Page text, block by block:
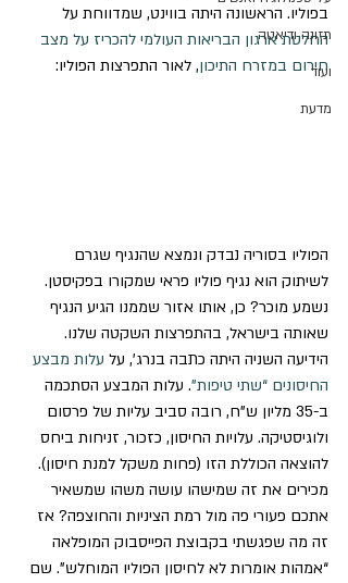
תזונה ודיאטה
ועוד
מדעת
בפוליו. הראשונה היתה בווינט, שמדווחת על
החלטת ארגון הבריאות העולמי להכריז על מצב
חירום במזרח התיכון, לאור התפרצות הפוליו:
הפוליו בסוריה נבדק ונמצא שהנגיף שגרם
לשיתוק הוא נגיף פוליו פראי שמקורו בפקיסטן.
נשמע מוכר? כן, אותו אזור שממנו הגיע הנגיף
שאותה בישראל, בהתפרצות השקטה שלנו.
הידיעה השניה היתה כתבה בנרג’, על עלות מבצע
החיסונים “שתי טיפות”. עלות המבצע הסתכמה
ב-35 מליון ש”ח, רובה סביב עליות של פרסום
ולוגיסטיקה. עלויות החיסון, כזכור, זניחות ביחס
להוצאה הכוללת הזו (פחות משקל למנת חיסון).
מכירים את זה שמישהו עושה משהו שמשאיר
אתכם פעורי פה מול רמת הציניות והחוצפה? אז
זה מה שפגשתי בקבוצת הפייסבוק המופלאה
“אמהות אומרות לא לחיסון הפוליו המוחלש”. שם